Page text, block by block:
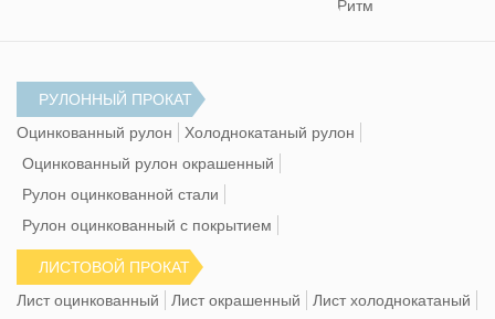
РУЛОННЫЙ ПРОКАТ
Оцинкованный рулон
Холоднокатаный рулон
Оцинкованный рулон окрашенный
Рулон оцинкованной стали
Рулон оцинкованный с покрытием
ЛИСТОВОЙ ПРОКАТ
Лист оцинкованный
Лист окрашенный
Лист холоднокатаный